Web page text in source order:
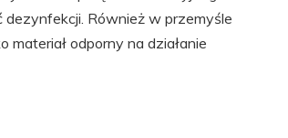
Również w przemyśle
odporny na działanie